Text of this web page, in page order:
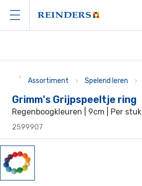
Assortiment Spelend leren
Grimm's Grijpspeeltje ring
Regenboogkleuren | 9cm | Per stuk
2599907